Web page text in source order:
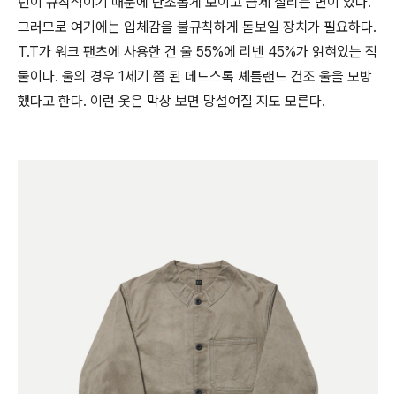
그러므로 여기에는 입체감을 불규칙하게 돋보일 장치가 필요하다.
T.T가 워크 팬츠에 사용한 건 울 55%에 리넨 45%가 얽혀있는 직
물이다. 울의 경우 1세기 쯤 된 데드스톡 셰틀랜드 건조 울을 모방
했다고 한다. 이런 옷은 막상 보면 망설여질 지도 모른다.